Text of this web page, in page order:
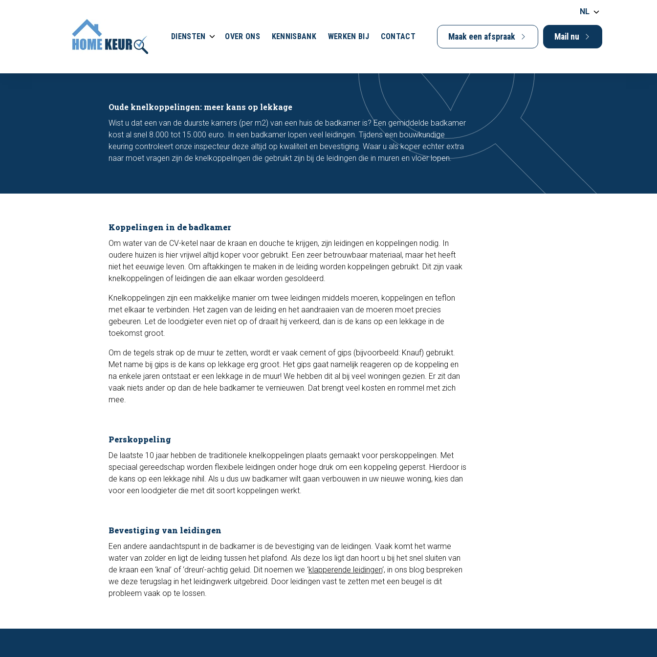
DIENSTEN OVER ONS KENNISBANK WERKEN BIJ CONTACT
NL
Maak een afspraak Mail nu
Oude knelkoppelingen: meer kans op lekkage
Wist u dat een van de duurste kamers (per m2) van een huis de badkamer is? Een gemiddelde badkamer
kost al snel 8.000 tot 15.000 euro. In een badkamer lopen veel leidingen. Tijdens een bouwkundige
keuring controleert onze inspecteur deze altijd op kwaliteit en bevestiging. Waar u als koper echter extra
naar moet vragen zijn de knelkoppelingen die gebruikt zijn bij de leidingen die in muren en vloer lopen.
Koppelingen in de badkamer
Om water van de CV-ketel naar de kraan en douche te krijgen, zijn leidingen en koppelingen nodig. In
oudere huizen is hier vrijwel altijd koper voor gebruikt. Een zeer betrouwbaar materiaal, maar het heeft
niet het eeuwige leven. Om aftakkingen te maken in de leiding worden koppelingen gebruikt. Dit zijn vaak
knelkoppelingen of leidingen die aan elkaar worden gesoldeerd.
Knelkoppelingen zijn een makkelijke manier om twee leidingen middels moeren, koppelingen en teflon
met elkaar te verbinden. Het zagen van de leiding en het aandraaien van de moeren moet precies
gebeuren. Let de loodgieter even niet op of draait hij verkeerd, dan is de kans op een lekkage in de
toekomst groot.
Om de tegels strak op de muur te zetten, wordt er vaak cement of gips (bijvoorbeeld: Knauf) gebruikt.
Met name bij gips is de kans op lekkage erg groot. Het gips gaat namelijk reageren op de koppeling en
na enkele jaren ontstaat er een lekkage in de muur! We hebben dit al bij veel woningen gezien. Er zit dan
vaak niets ander op dan de hele badkamer te vernieuwen. Dat brengt veel kosten en rommel met zich
mee.
Perskoppeling
De laatste 10 jaar hebben de traditionele knelkoppelingen plaats gemaakt voor perskoppelingen. Met
speciaal gereedschap worden flexibele leidingen onder hoge druk om een koppeling geperst. Hierdoor is
de kans op een lekkage nihil. Als u dus uw badkamer wilt gaan verbouwen in uw nieuwe woning, kies dan
voor een loodgieter die met dit soort koppelingen werkt.
Bevestiging van leidingen
Een andere aandachtspunt in de badkamer is de bevestiging van de leidingen. Vaak komt het warme
water van zolder en ligt de leiding tussen het plafond. Als deze los ligt dan hoort u bij het snel sluiten van
de kraan een ‘knal’ of ‘dreun’-achtig geluid. Dit noemen we ‘klapperende leidingen‘, in ons blog bespreken
we deze terugslag in het leidingwerk uitgebreid. Door leidingen vast te zetten met een beugel is dit
probleem vaak op te lossen.